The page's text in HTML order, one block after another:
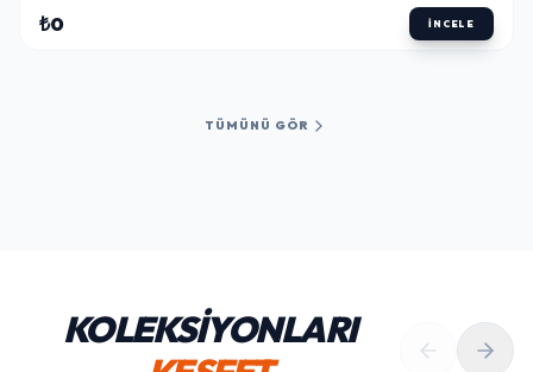
₺0 İNCELE
TÜMÜNÜ GÖR
KOLEKSİYONLARI